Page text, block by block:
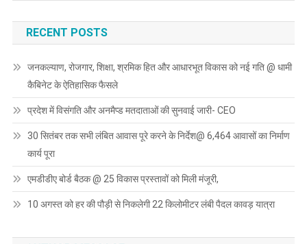
RECENT POSTS
जनकल्याण, रोजगार, शिक्षा, श्रमिक हित और आधारभूत विकास को नई गति @ धामी
कैबिनेट के ऐतिहासिक फैसले
प्रदेश में विसंगति और अनमैप्ड मतदाताओं की सुनवाई जारी- CEO
30 सितंबर तक सभी लंबित आवास पूरे करने के निर्देश@ 6,464 आवासों का निर्माण
कार्य पूरा
एमडीडीए बोर्ड बैठक @ 25 विकास प्रस्तावों को मिली मंजूरी,
10 अगस्त को हर की पौड़ी से निकलेगी 22 किलोमीटर लंबी पैदल कावड़ यात्रा